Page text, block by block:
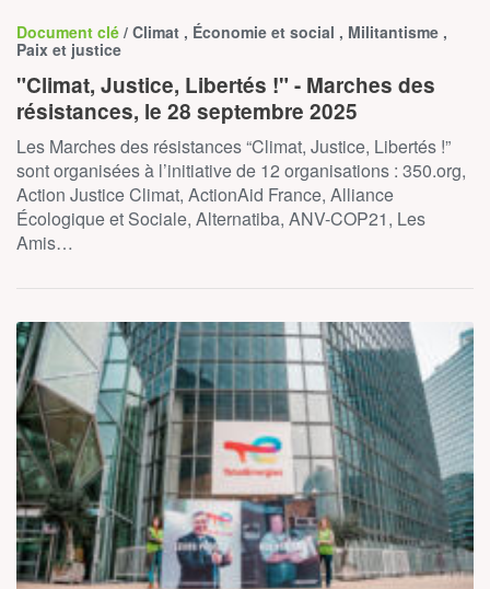
Document clé / Climat , Économie et social , Militantisme ,
Paix et justice
"Climat, Justice, Libertés !" - Marches des
résistances, le 28 septembre 2025
Les Marches des résistances “Climat, Justice, Libertés !”
sont organisées à l’initiative de 12 organisations : 350.org,
Action Justice Climat, ActionAid France, Alliance
Écologique et Sociale, Alternatiba, ANV-COP21, Les
Amis…